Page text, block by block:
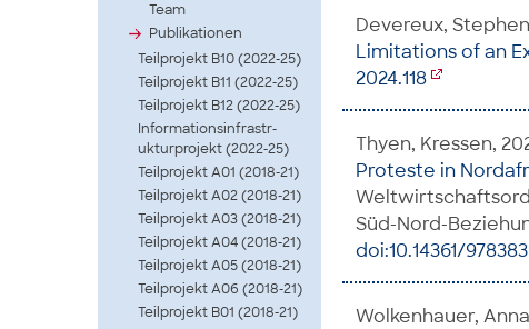
Team
Publikationen
Teilprojekt B10 (2022-25)
Teilprojekt B11 (2022-25)
Teilprojekt B12 (2022-25)
Infor­matio­nsinf­rastr­
uktur­proje­kt (2022-25)
Teilprojekt A01 (2018-21)
Teilprojekt A02 (2018-21)
Teilprojekt A03 (2018-21)
Teilprojekt A04 (2018-21)
Teilprojekt A05 (2018-21)
Teilprojekt A06 (2018-21)
Teilprojekt B01 (2018-21)
Devereux,
Limitations of an
2024.118
Thyen, Kressen,
Proteste in
Süd-Nord-
doi:10.14361/
Wolkenhauer,